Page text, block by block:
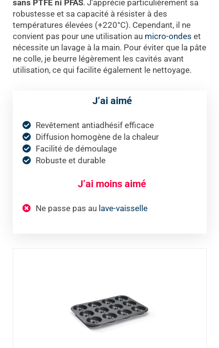
sans PTFE ni PFAS. J’apprécie particulièrement sa
robustesse et sa capacité à résister à des
températures élevées (+220°C). Cependant, il ne
convient pas pour une utilisation au micro-ondes et
nécessite un lavage à la main. Pour éviter que la pâte
ne colle, je beurre légèrement les cavités avant
utilisation, ce qui facilite également le nettoyage.
J’ai aimé
Revêtement antiadhésif efficace
Diffusion homogène de la chaleur
Facilité de démoulage
Robuste et durable
J’ai moins aimé
Ne passe pas au lave-vaisselle